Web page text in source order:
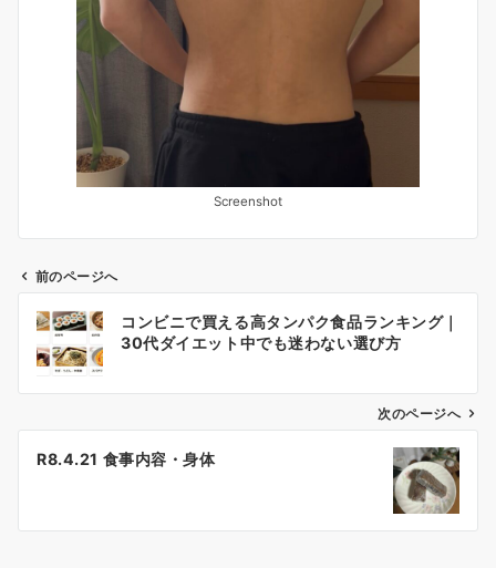
Screenshot
ン
前のページへ
コンビニで買える高タンパク食品ランキング｜
30代ダイエット中でも迷わない選び方
次のページへ
R8.4.21 食事内容・身体